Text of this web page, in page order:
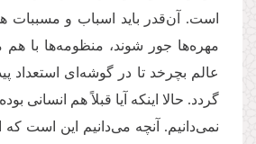
است. آن‌قدر باید اسباب و مسببات
مهره‌ها جور شوند، منظومه‌ها با هم
عالم بچرخد تا در گوشه‌ای استعداد
گردد. حالا اینکه آیا قبلاً هم انسانی
نمی‌دانیم. آنچه می‌دانیم این است